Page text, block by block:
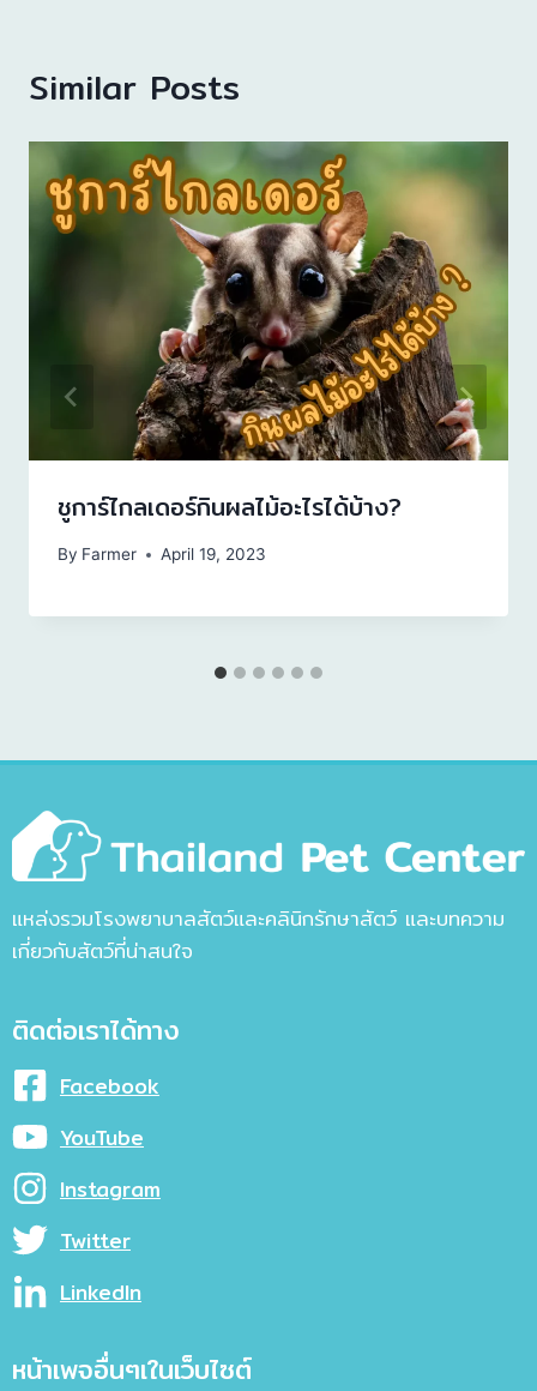
Similar Posts
ชูการ์ไกลเดอร์กินผลไม้อะไรได้บ้าง?
By Farmer April 19, 2023
แหล่งรวมโรงพยาบาลสัตว์และคลินิกรักษาสัตว์ และบทความ
เกี่ยวกับสัตว์ที่น่าสนใจ
ติดต่อเราได้ทาง
Facebook
YouTube
Instagram
Twitter
LinkedIn
หน้าเพจอื่นๆเในเว็บไซต์